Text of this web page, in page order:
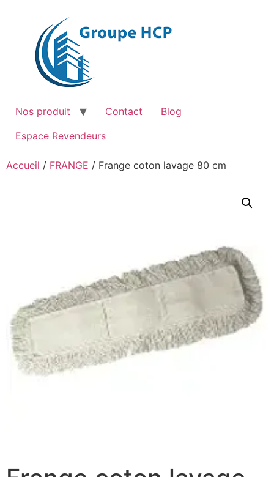
Nos produit Contact
Blog
Espace Revendeurs
Accueil / FRANGE / Frange coton lavage 80 cm